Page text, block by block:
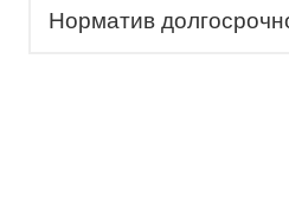
Норматив